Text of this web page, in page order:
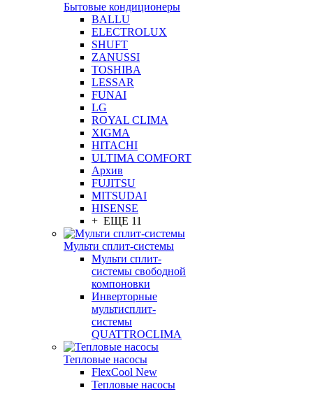
Бытовые кондиционеры
BALLU
ELECTROLUX
SHUFT
ZANUSSI
TOSHIBA
LESSAR
FUNAI
LG
ROYAL CLIMA
XIGMA
HITACHI
ULTIMA COMFORT
Архив
FUJITSU
MITSUDAI
HISENSE
+ ЕЩЕ 11
Мульти сплит-системы
Мульти сплит-
системы свободной
компоновки
Инверторные
мультисплит-
системы
QUATTROCLIMA
Тепловые насосы
FlexCool New
Тепловые насосы